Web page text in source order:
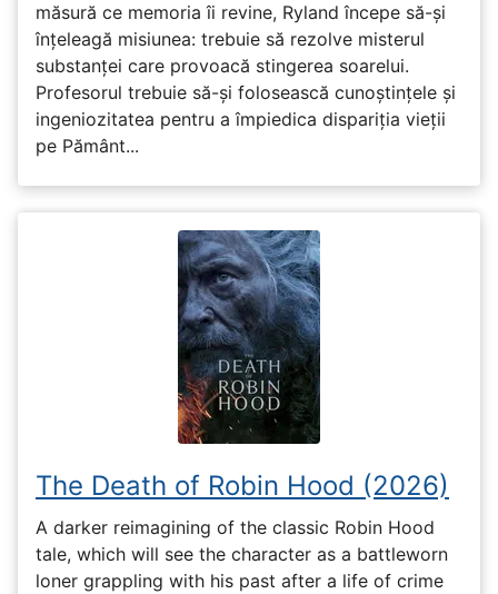
măsură ce memoria îi revine, Ryland începe să-și
înțeleagă misiunea: trebuie să rezolve misterul
substanței care provoacă stingerea soarelui.
Profesorul trebuie să-și folosească cunoștințele și
ingeniozitatea pentru a împiedica dispariția vieții
pe Pământ...
The Death of Robin Hood (2026)
A darker reimagining of the classic Robin Hood
tale, which will see the character as a battleworn
loner grappling with his past after a life of crime